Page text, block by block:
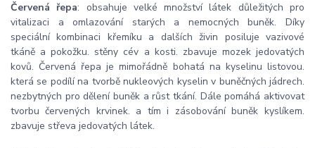
Červená řepa: obsahuje velké množství látek důležitých pro
vitalizaci a omlazování starých a nemocných buněk. Díky
speciální kombinaci křemíku a dalších živin posiluje vazivové
tkáně a pokožku. stěny cév a kosti. zbavuje mozek jedovatých
kovů. Červená řepa je mimořádně bohatá na kyselinu listovou.
která se podílí na tvorbě nukleových kyselin v buněčných jádrech.
nezbytných pro dělení buněk a růst tkání. Dále pomáhá aktivovat
tvorbu červených krvinek. a tím i zásobování buněk kyslíkem.
zbavuje střeva jedovatých látek.